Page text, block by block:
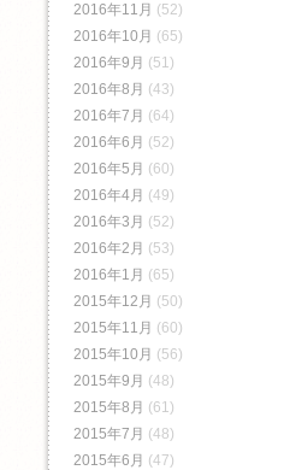
2016年11月 (52)
2016年10月 (65)
2016年9月 (51)
2016年8月 (43)
2016年7月 (64)
2016年6月 (52)
2016年5月 (60)
2016年4月 (49)
2016年3月 (52)
2016年2月 (53)
2016年1月 (65)
2015年12月 (50)
2015年11月 (60)
2015年10月 (56)
2015年9月 (48)
2015年8月 (61)
2015年7月 (48)
2015年6月 (47)